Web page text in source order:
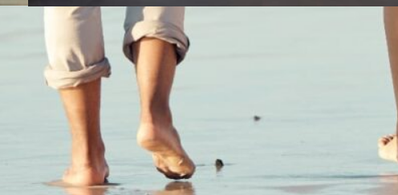
O Programa Persona Noivos foi criado para noivas e
noivos que querem estar no seu melhor no dia do
casamento, com tratamentos personalizados de
remodelação corporal e facial que garantem resultados
visíveis e naturais.